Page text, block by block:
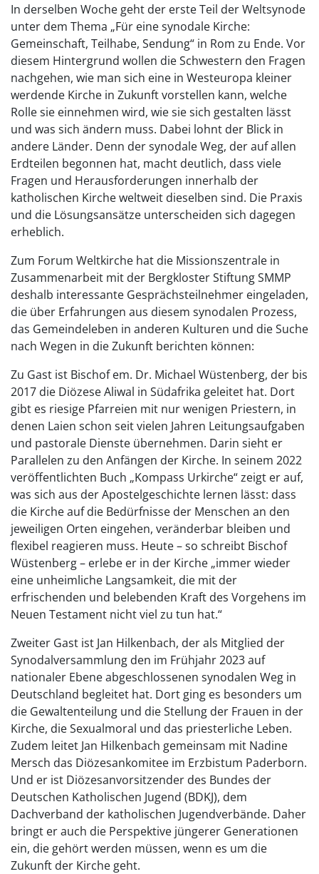
In derselben Woche geht der erste Teil der Weltsynode
unter dem Thema „Für eine synodale Kirche:
Gemeinschaft, Teilhabe, Sendung“ in Rom zu Ende. Vor
diesem Hintergrund wollen die Schwestern den Fragen
nachgehen, wie man sich eine in Westeuropa kleiner
werdende Kirche in Zukunft vorstellen kann, welche
Rolle sie einnehmen wird, wie sie sich gestalten lässt
und was sich ändern muss. Dabei lohnt der Blick in
andere Länder. Denn der synodale Weg, der auf allen
Erdteilen begonnen hat, macht deutlich, dass viele
Fragen und Herausforderungen innerhalb der
katholischen Kirche weltweit dieselben sind. Die Praxis
und die Lösungsansätze unterscheiden sich dagegen
erheblich.
Zum Forum Weltkirche hat die Missionszentrale in
Zusammenarbeit mit der Bergkloster Stiftung SMMP
deshalb interessante Gesprächsteilnehmer eingeladen,
die über Erfahrungen aus diesem synodalen Prozess,
das Gemeindeleben in anderen Kulturen und die Suche
nach Wegen in die Zukunft berichten können:
Zu Gast ist Bischof em. Dr. Michael Wüstenberg, der bis
2017 die Diözese Aliwal in Südafrika geleitet hat. Dort
gibt es riesige Pfarreien mit nur wenigen Priestern, in
denen Laien schon seit vielen Jahren Leitungsaufgaben
und pastorale Dienste übernehmen. Darin sieht er
Parallelen zu den Anfängen der Kirche. In seinem 2022
veröffentlichten Buch „Kompass Urkirche“ zeigt er auf,
was sich aus der Apostelgeschichte lernen lässt: dass
die Kirche auf die Bedürfnisse der Menschen an den
jeweiligen Orten eingehen, veränderbar bleiben und
flexibel reagieren muss. Heute – so schreibt Bischof
Wüstenberg – erlebe er in der Kirche „immer wieder
eine unheimliche Langsamkeit, die mit der
erfrischenden und belebenden Kraft des Vorgehens im
Neuen Testament nicht viel zu tun hat.“
Zweiter Gast ist Jan Hilkenbach, der als Mitglied der
Synodalversammlung den im Frühjahr 2023 auf
nationaler Ebene abgeschlossenen synodalen Weg in
Deutschland begleitet hat. Dort ging es besonders um
die Gewaltenteilung und die Stellung der Frauen in der
Kirche, die Sexualmoral und das priesterliche Leben.
Zudem leitet Jan Hilkenbach gemeinsam mit Nadine
Mersch das Diözesankomitee im Erzbistum Paderborn.
Und er ist Diözesanvorsitzender des Bundes der
Deutschen Katholischen Jugend (BDKJ), dem
Dachverband der katholischen Jugendverbände. Daher
bringt er auch die Perspektive jüngerer Generationen
ein, die gehört werden müssen, wenn es um die
Zukunft der Kirche geht.